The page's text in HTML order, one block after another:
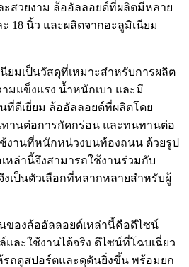
สวยงาม ล้ออัลลอยด์ที่ผลิตมีหลาย
18 นิ้ว และผลิตจากอะลูมิเนียม
ยมเป็นวัสดุที่เหมาะสำหรับการผลิต
มแข็งแรง น้ำหนักเบา และมี
ดีเยี่ยม ล้ออัลลอยด์ที่ผลิตโดย
านต่อการกัดกร่อน และทนทานต่อ
งานที่หนักหน่วงบนท้องถนน ด้วยรูป
เหล่านี้จึงสามารถใช้งานร่วมกับ
เป็นตัวเลือกที่หลากหลายสำหรับผู้
องล้ออัลลอยด์เหล่านี้คือดีไซน์
ละใช้งานได้จริง ดีไซน์ที่โฉบเฉี่ยว
ถดูสปอร์ตและดุดันยิ่งขึ้น พร้อมยก